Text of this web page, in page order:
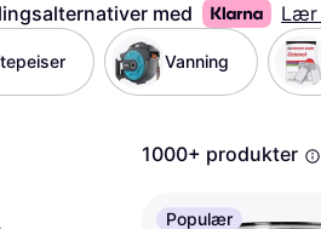
Dette hjelper deg med å finne
du trenger nye
alle tilbudene. Les også
Vi guider deg til de beste
Les mer om hage &
med Lær
Vanning
1000+ produkter
Populær